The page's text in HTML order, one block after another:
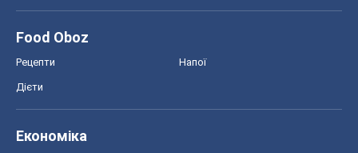
Food Oboz
Рецепти Напої
Дієти
Економіка